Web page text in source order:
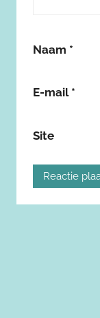
Naam *
E-mail *
Site